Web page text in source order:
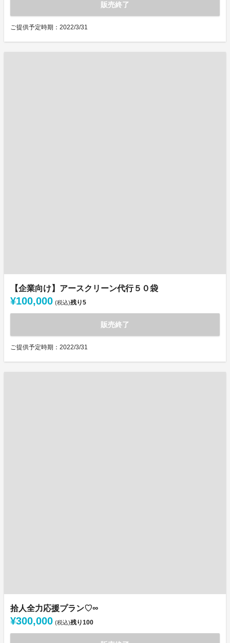
販売終了
ご提供予定時期：2022/3/31
【企業向け】アースクリーン代行５０袋
¥100,000 (税込)残り5
販売終了
ご提供予定時期：2022/3/31
拾人全力応援プラン♡∞
¥300,000 (税込)残り100